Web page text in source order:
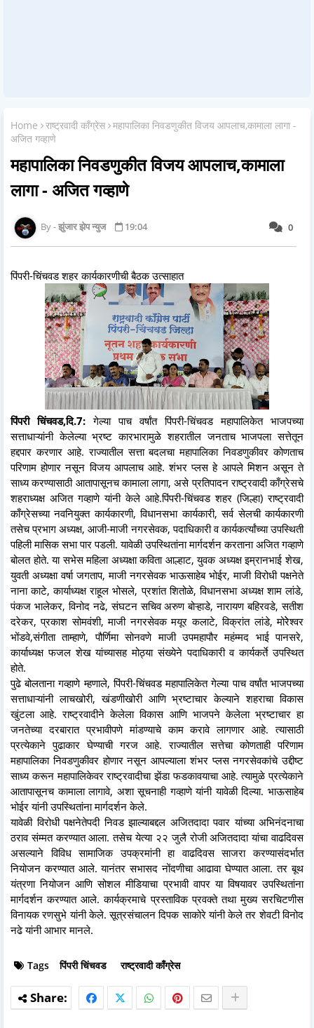
Home राष्ट्रवादी काँग्रेस महापालिका निवडणुकीत विजय आपलाच,कामाला लागा -
अजित गव्हाणे
महापालिका निवडणुकीत विजय आपलाच,कामाला
लागा - अजित गव्हाणे
0
झुंजार झेप न्युज 19:04
पिंपरी-चिंचवड शहर कार्यकारणीची बैठक उत्साहात
पिंपरी चिंचवड,दि.7:गेल्या पाच वर्षांत पिंपरी-चिंचवड महापालिकेत भाजपच्या
सत्ताधाऱ्यांनी केलेल्या भ्रष्ट कारभारामुळे शहरातील जनताच भाजपला सत्तेतून
हद्दपार करणार आहे. राज्यातील सत्ता बदलचा महापालिका निवडणुकीवर कोणताच
परिणाम होणार नसून विजय आपलाच आहे. शंभर प्लस हे आपले मिशन असून ते
साध्य करण्यासाठी आतापासूनच कामाला लागा, असे प्रतिपादन राष्ट्रवादी काँग्रेसचे
शहराध्यक्ष अजित गव्हाणे यांनी केले आहे.पिंपरी-चिंचवड शहर (जिल्हा) राष्ट्रवादी
काँग्रेसच्या नवनियुक्त कार्यकारणी, विधानसभा कार्यकारी, सर्व सेलची कार्यकारणी
तसेच प्रभाग अध्यक्ष, आजी-माजी नगरसेवक, पदाधिकारी व कार्यकर्त्यांच्या उपस्थिती
पहिली मासिक सभा पार पडली. यावेळी उपस्थितांना मार्गदर्शन करताना अजित गव्हाणे
बोलत होते. या सभेस महिला अध्यक्षा कविता आल्हाट, युवक अध्यक्ष इम्रानभाई शेख,
युवती अध्यक्षा वर्षा जगताप, माजी नगरसेवक भाऊसाहेब भोईर, माजी विरोधी पक्षनेते
नाना काटे, कार्याध्यक्ष राहूल भोसले, प्रशांत शितोळे, विधानसभा अध्यक्ष शाम लांडे,
पंकज भालेकर, विनोद नढे, संघटन सचिव अरुण बोऱ्हाडे, नारायण बहिरवडे, सतीश
दरेकर, प्रकाश सोमवंशी, माजी नगरसेवक मयूर कलाटे, विक्रांत लांडे, मोरेेश्वर
भोंडवे,संगीता ताम्हाणे, पौर्णिमा सोनवणे माजी उपमहापौर महंम्मद भाई पानसरे,
कार्याध्यक्ष फजल शेख यांच्यासह मोठ्या संख्येने पदाधिकारी व कार्यकर्ते उपस्थित
होते.
पुढे बोलताना गव्हाणे म्हणाले, पिंपरी-चिंचवड महापालिकेत गेल्या पाच वर्षांत भाजपच्या
सत्ताधाऱ्यांनी लाचखोरी, खंडणीखोरी आणि भ्रष्टाचार केल्याने शहराचा विकास
खुंटला आहे. राष्ट्रवादीने केलेला विकास आणि भाजपने केलेला भ्रष्टाचार हा
जनतेच्या दरबारात प्रभावीपणे मांडण्याचे काम करावे लागणार आहे. त्यासाठी
प्रत्येकाने पुढाकार घेण्याची गरज आहे. राज्यातील सत्तेचा कोणताही परिणाम
महापालिका निवडणुकीवर होणार नसून आपल्याला शंभर प्लस नगरसेवकांचे उद्दीष्ट
साध्य करून महापालिकेवर राष्ट्रवादीचा झेंडा फडकावयाचा आहे. त्यामुळे प्रत्येकाने
आतापासूनच कामाला लागावे, अशा सूचनाही गव्हाणे यांनी यावेळी दिल्या. भाऊसाहेब
भोईर यांनी उपस्थितांना मार्गदर्शन केले.
यावेळी विरोधी पक्षनेतेपदी निवड झाल्याबद्दल अजितदादा पवार यांच्या अभिनंदनाचा
ठराव संम्मत करण्यात आला. तसेच येत्या २२ जुलै रोजी अजितदादा यांचा वाढदिवस
असल्याने विविध सामाजिक उपक्रमांनी हा वाढदिवस साजरा करण्यासंदर्भात
नियोजन करण्यात आले. यानंतर सभासद नोंदणीचा आढावा घेण्यात आला. तर बूथ
यंत्रणा नियोजन आणि सोशल मीडियाचा प्रभावी वापर या विषयावर उपस्थितांना
मार्गदर्शन करण्यात आले. कार्यक्रमाचे प्रस्ताविक प्रवक्ते तथा मुख्य सरचिटणीस
विनायक रणसुभे यांनी केले. सूत्रसंचालन दिपक साकोरे यांनी केले तर शेवटी विनोद
नढे यांनी आभार मानले.
Tags पिंपरी चिंचवड राष्ट्रवादी काँग्रेस